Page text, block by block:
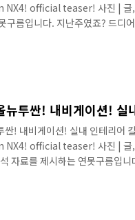
official teaser! 사진 | 글,
구름입니다. 지난주였죠? 드디
! 최근 출시된 현대차의 경우 너
싼! 내비게이션! 실내 인테리어
official teaser! 사진 | 글,
자료를 제시하는 연못구름입
확한 신차 정보를 알려드리는 연